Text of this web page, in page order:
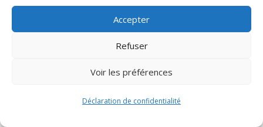
Accepter
Refuser
Voir les préférences
Déclaration de confidentialité